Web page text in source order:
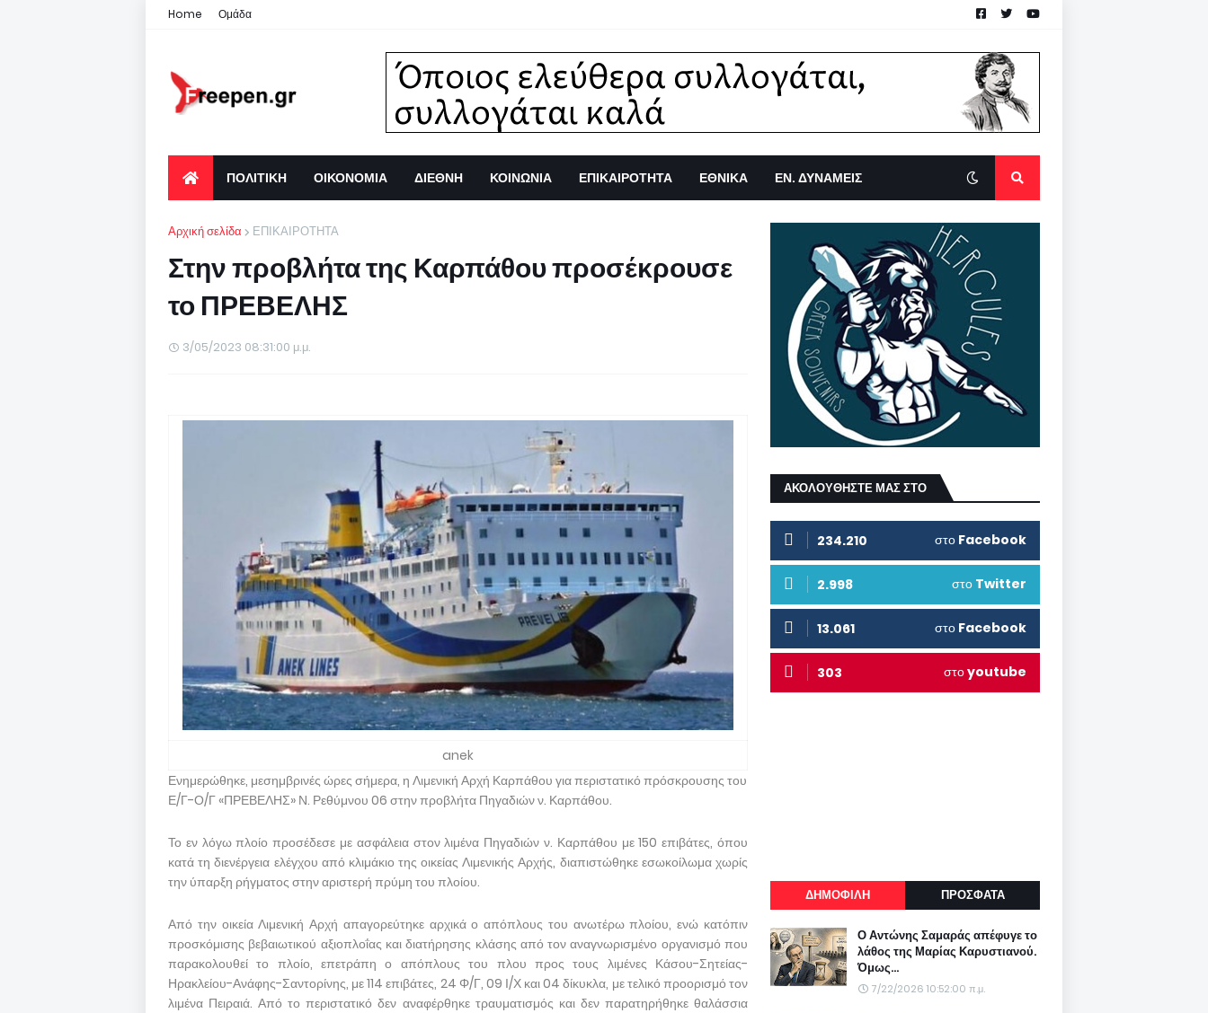
Home Ομάδα
ΠΟΛΙΤΙΚΗ ΟΙΚΟΝΟΜΙΑ ΔΙΕΘΝΗ ΚΟΙΝΩΝΙΑ ΕΠΙΚΑΙΡΟΤΗΤΑ ΕΘΝΙΚΑ ΕΝ. ΔΥΝΑΜΕΙΣ
Αρχική σελίδα ΕΠΙΚΑΙΡΟΤΗΤΑ
Στην προβλήτα της Καρπάθου προσέκρουσε
το ΠΡΕΒΕΛΗΣ
3/05/2023 08:31:00 μ.μ.
anek
Ενημερώθηκε, μεσημβρινές ώρες σήμερα, η Λιμενική Αρχή Καρπάθου για περιστατικό πρόσκρουσης του
Ε/Γ-Ο/Γ «ΠΡΕΒΕΛΗΣ» Ν. Ρεθύμνου 06 στην προβλήτα Πηγαδιών ν. Καρπάθου.
Το εν λόγω πλοίο προσέδεσε με ασφάλεια στον λιμένα Πηγαδιών ν. Καρπάθου με 150 επιβάτες, όπου
κατά τη διενέργεια ελέγχου από κλιμάκιο της οικείας Λιμενικής Αρχής, διαπιστώθηκε εσωκοίλωμα χωρίς
την ύπαρξη ρήγματος στην αριστερή πρύμη του πλοίου.
Από την οικεία Λιμενική Αρχή απαγορεύτηκε αρχικά ο απόπλους του ανωτέρω πλοίου, ενώ κατόπιν
προσκόμισης βεβαιωτικού αξιοπλοΐας και διατήρησης κλάσης από τον αναγνωρισμένο οργανισμό που
παρακολουθεί το πλοίο, επετράπη ο απόπλους του πλου προς τους λιμένες Κάσου-Σητείας-
Ηρακλείου-Ανάφης-Σαντορίνης, με 114 επιβάτες, 24 Φ/Γ, 09 Ι/Χ και 04 δίκυκλα, με τελικό προορισμό τον
λιμένα Πειραιά. Από το περιστατικό δεν αναφέρθηκε τραυματισμός και δεν παρατηρήθηκε θαλάσσια
ΑΚΟΛΟΥΘΗΣΤΕ ΜΑΣ ΣΤΟ
234.210 στο Facebook
2.998 στο Twitter
13.061 στο Facebook
303 στοyoutube
ΔΗΜΟΦΙΛΗ ΠΡΟΣΦΑΤΑ
Ο Αντώνης Σαμαράς απέφυγε το
λάθος της Μαρίας Καρυστιανού.
Όμως...
7/22/2026 10:52:00 π.μ.